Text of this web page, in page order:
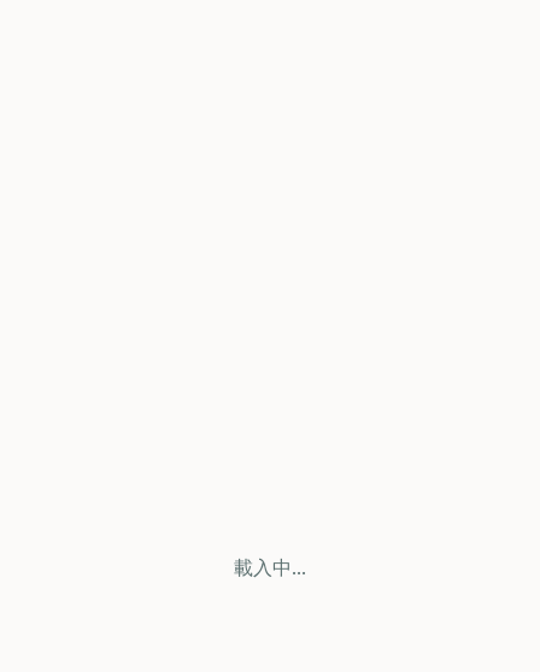
載入中...